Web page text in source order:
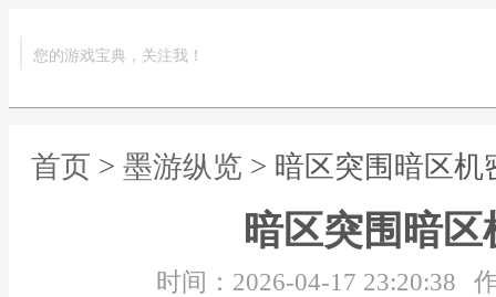
您的游戏宝典，关注我！
首页 > 墨游纵览 > 暗区突围暗区机
暗区突围暗
时间：2026-04-17 23:20:38